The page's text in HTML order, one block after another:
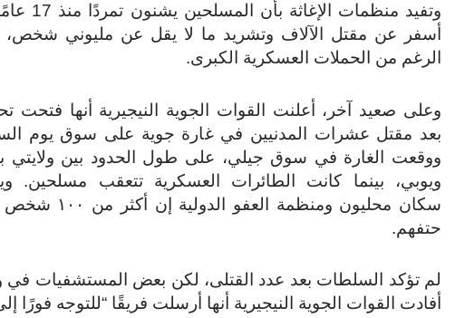
وتفيد منظمات الإغاثة
أسفر عن مقتل الآلاف وتشريد ما لا يقل عن مليوني
الرغم من الحملات العسكرية الكبرى.
وعلى صعيد آخر، أعلنت القوات الجوية النيجيرية أنها فتحت
بعد مقتل عشرات المدنيين في غارة جوية على سوق يوم
ووقعت الغارة في سوق جيلي، على طول الحدود بين ولايتي
ويوبي، بينما كانت الطائرات العسكرية تتعقب مسلحين.
سكان محليون ومنظمة العفو
حتفهم.
لم تؤكد السلطات بعد عدد القتلى، لكن بعض المستشفيات في
أفادت القوات الجوية النيجيرية أنها أرسلت فريقًا “للتوجه